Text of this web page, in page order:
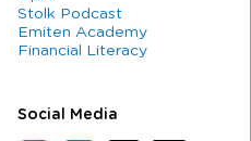
Stolk Podcast
Emiten Academy
Financial Literacy
Social Media